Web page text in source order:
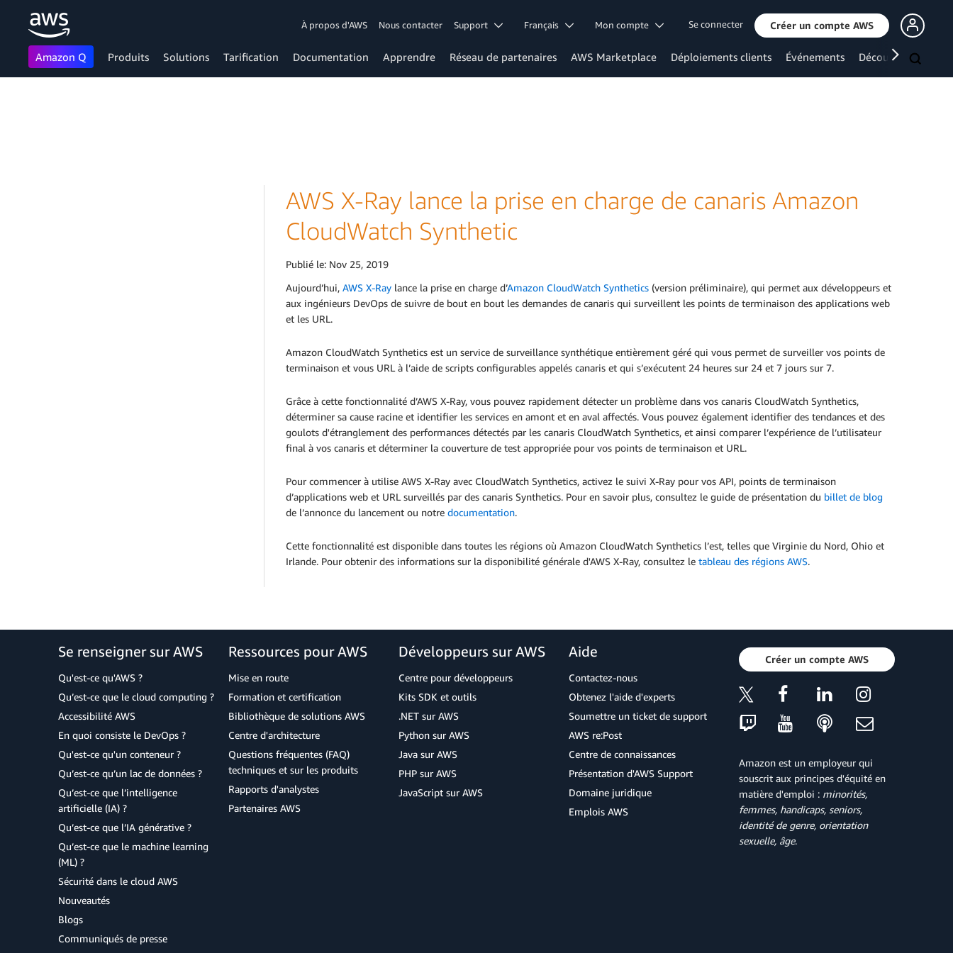
À propos d'AWS Nous contacter Support Français Mon compte Se connecter Créer un compte AWS
Amazon Q Produits Solutions Tarification Documentation Apprendre Réseau de partenaires AWS Marketplace Déploiements clients Événements Découvrir
AWS X-Ray lance la prise en charge de canaris Amazon
CloudWatch Synthetic
Publié le: Nov 25, 2019
Aujourd’hui, AWS X-Ray lance la prise en charge d’Amazon CloudWatch Synthetics (version préliminaire), qui permet aux développeurs et
aux ingénieurs DevOps de suivre de bout en bout les demandes de canaris qui surveillent les points de terminaison des applications web
et les URL.
Amazon CloudWatch Synthetics est un service de surveillance synthétique entièrement géré qui vous permet de surveiller vos points de
terminaison et vous URL à l’aide de scripts configurables appelés canaris et qui s’exécutent 24 heures sur 24 et 7 jours sur 7.
Grâce à cette fonctionnalité d’AWS X-Ray, vous pouvez rapidement détecter un problème dans vos canaris CloudWatch Synthetics,
déterminer sa cause racine et identifier les services en amont et en aval affectés. Vous pouvez également identifier des tendances et des
goulots d'étranglement des performances détectés par les canaris CloudWatch Synthetics, et ainsi comparer l’expérience de l’utilisateur
final à vos canaris et déterminer la couverture de test appropriée pour vos points de terminaison et URL.
Pour commencer à utilise AWS X-Ray avec CloudWatch Synthetics, activez le suivi X-Ray pour vos API, points de terminaison
d’applications web et URL surveillés par des canaris Synthetics. Pour en savoir plus, consultez le guide de présentation du billet de blog
de l’annonce du lancement ou notre documentation.
Cette fonctionnalité est disponible dans toutes les régions où Amazon CloudWatch Synthetics l’est, telles que Virginie du Nord, Ohio et
Irlande. Pour obtenir des informations sur la disponibilité générale d'AWS X-Ray, consultez le tableau des régions AWS.
Se renseigner sur AWS
Qu'est-ce qu'AWS ?
Qu’est-ce que le cloud computing ?
Accessibilité AWS
En quoi consiste le DevOps ?
Qu'est-ce qu'un conteneur ?
Qu’est-ce qu’un lac de données ?
Qu’est-ce que l’intelligence
artificielle (IA) ?
Qu’est-ce que l’IA générative ?
Qu’est-ce que le machine learning
(ML) ?
Sécurité dans le cloud AWS
Nouveautés
Blogs
Communiqués de presse
Ressources pour AWS
Mise en route
Formation et certification
Bibliothèque de solutions AWS
Centre d'architecture
Questions fréquentes (FAQ)
techniques et sur les produits
Rapports d'analystes
Partenaires AWS
Développeurs sur AWS
Centre pour développeurs
Kits SDK et outils
.NET sur AWS
Python sur AWS
Java sur AWS
PHP sur AWS
JavaScript sur AWS
Aide
Contactez-nous
Obtenez l'aide d'experts
Soumettre un ticket de support
AWS re:Post
Centre de connaissances
Présentation d'AWS Support
Domaine juridique
Emplois AWS
Créer un compte AWS
Amazon est un employeur qui
souscrit aux principes d'équité en
matière d'emploi : minorités,
femmes, handicaps, seniors,
identité de genre, orientation
sexuelle, âge.